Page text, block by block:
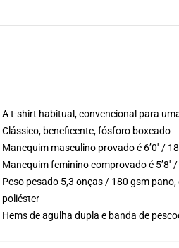
A t-shirt habitual, convencional para
Clássico, beneficente, fósforo boxeado
Manequim masculino provado é 6’0′′ /
Manequim feminino comprovado é
Peso pesado 5,3 onças / 180 gsm
poliéster
Hems de agulha dupla e banda de